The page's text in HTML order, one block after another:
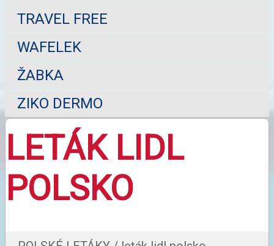
TRAVEL FREE
WAFELEK
ŽABKA
ZIKO DERMO
LETÁK LIDL
POLSKO